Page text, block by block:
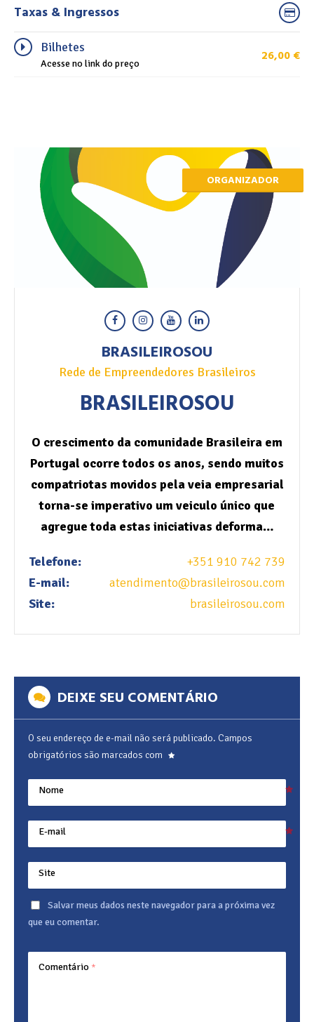
Taxas & Ingressos
Bilhetes
Acesse no link do preço 26,00€
ORGANIZADOR
BRASILEIROSOU
Rede de Empreendedores Brasileiros
BRASILEIROSOU
O crescimento da comunidade Brasileira em
Portugal ocorre todos os anos, sendo muitos
compatriotas movidos pela veia empresarial
torna-se imperativo um veiculo único que
agregue toda estas iniciativas deforma…
Telefone:
+351 910 742 739
E-mail:
atendimento@brasileirosou.com
Site:
brasileirosou.com
DEIXE SEU COMENTÁRIO
O seu endereço de e-mail não será publicado. Campos
obrigatórios são marcados com
Nome
E-mail
Site
Salvar meus dados neste navegador para a próxima vez
que eu comentar.
Comentário *